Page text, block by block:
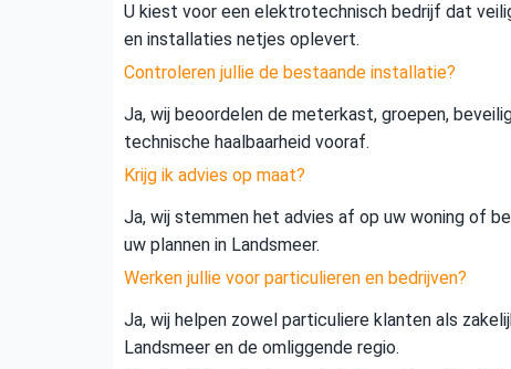
U kiest voor een elektrotechnisch bedrijf dat
en installaties netjes oplevert.
Controleren jullie de bestaande installatie?
Ja, wij beoordelen de meterkast, groepen,
technische haalbaarheid vooraf.
Krijg ik advies op maat?
Ja, wij stemmen het advies af op uw woning of
uw plannen in Landsmeer.
Werken jullie voor particulieren en bedrijven?
Ja, wij helpen zowel particuliere klanten als
Landsmeer en de omliggende regio.